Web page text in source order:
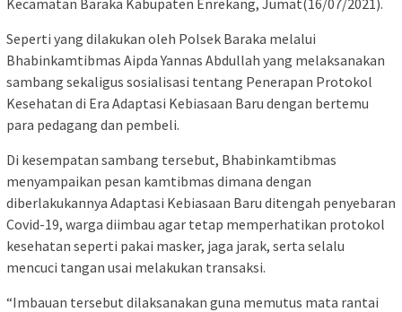
Seperti yang dilakukan oleh Polsek Baraka melalui
Bhabinkamtibmas Aipda Yannas Abdullah yang melaksanakan
sambang sekaligus sosialisasi tentang Penerapan Protokol
Kesehatan di Era Adaptasi Kebiasaan Baru dengan bertemu
para pedagang dan pembeli.
Di kesempatan sambang tersebut, Bhabinkamtibmas
menyampaikan pesan kamtibmas dimana dengan
diberlakukannya Adaptasi Kebiasaan Baru ditengah penyebaran
Covid-19, warga diimbau agar tetap memperhatikan protokol
kesehatan seperti pakai masker, jaga jarak, serta selalu
mencuci tangan usai melakukan transaksi.
“Imbauan tersebut dilaksanakan guna memutus mata rantai